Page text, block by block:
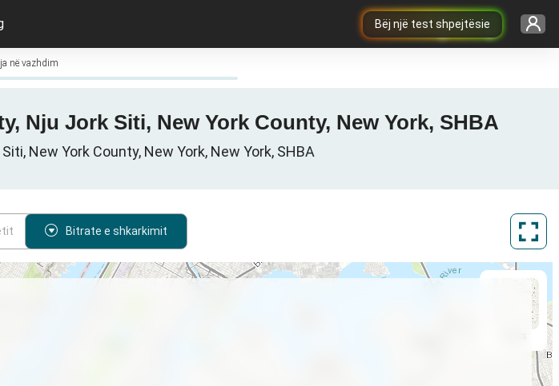
Bëj një test shpejtësie
në vazhdim
Nju Jork Siti, New York County, New York, SHBA
New York County, New York, New York, SHBA
Bitrate e shkarkimit